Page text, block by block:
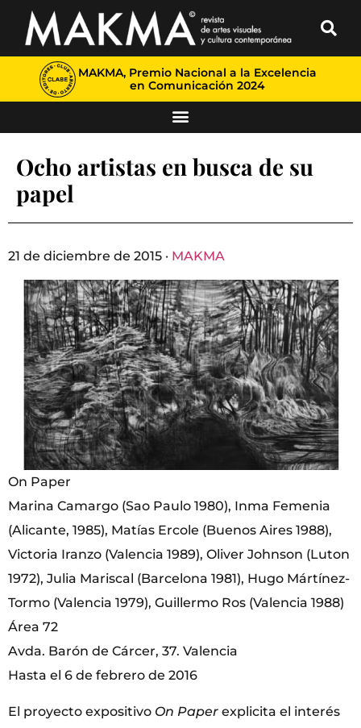
MAKMA, Premio Nacional a la Excelencia
en Comunicación 2024
Ocho artistas en busca de su
papel
21 de diciembre de 2015 · MAKMA
On Paper
Marina Camargo (Sao Paulo 1980), Inma Femenia
(Alicante, 1985), Matías Ercole (Buenos Aires 1988),
Victoria Iranzo (Valencia 1989), Oliver Johnson (Luton
1972), Julia Mariscal (Barcelona 1981), Hugo Mártínez-
Tormo (Valencia 1979), Guillermo Ros (Valencia 1988)
Área 72
Avda. Barón de Cárcer, 37. Valencia
Hasta el 6 de febrero de 2016
El proyecto expositivo On Paper explicita el interés